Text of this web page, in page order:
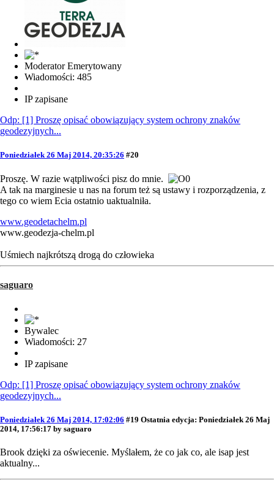
Moderator Emerytowany
Wiadomości: 485
IP zapisane
Odp: [1] Proszę opisać obowiązujący system ochrony znaków
geodezyjnych...
Poniedziałek 26 Maj 2014, 20:35:26 #20
Proszę. W razie wątpliwości pisz do mnie.
A tak na marginesie u nas na forum też są ustawy i rozporządzenia, z
tego co wiem Ecia ostatnio uaktualniła.
www.geodetachelm.pl
www.geodezja-chelm.pl
Uśmiech najkrótszą drogą do człowieka
saguaro
Bywalec
Wiadomości: 27
IP zapisane
Odp: [1] Proszę opisać obowiązujący system ochrony znaków
geodezyjnych...
Poniedziałek 26 Maj 2014, 17:02:06 #19 Ostatnia edycja: Poniedziałek 26 Maj
2014, 17:56:17 by saguaro
Brook dzięki za oświecenie. Myślałem, że co jak co, ale isap jest
aktualny...